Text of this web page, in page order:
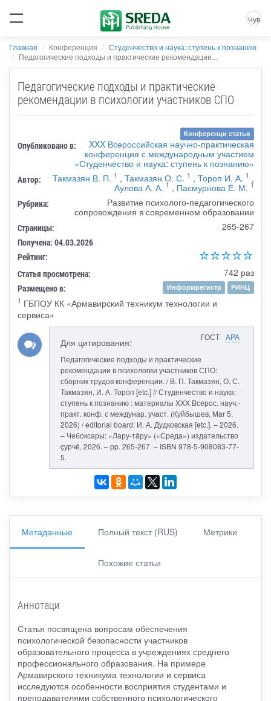
Чув
Главная Конференция
Студенчество и наука: ступень к познанию
Педагогические подходы и практические рекомендации...
Педагогические подходы и практические
рекомендации в психологии участников СПО
Конференци статья
Опубликовано в:
XXX Всероссийская научно-практическая
конференция с международным участием
«Студенчество и наука: ступень к познанию»
Автор: Такмазян В. П. 1 , Такмазян О. С. 1 , Тороп И. А. 1 ,
Аулова А. А. 1 , Пасмурнова Е. М. 1
Рубрика:
Развитие психолого-педагогического
сопровождения в современном образовании
Страницы: 265-267
Получена: 04.03.2026
Рейтинг:
Статья просмотрена:
742 раз
Размещено в: Информрегистр
РИНЦ
1 ГБПОУ КК «Армавирский техникум технологии и
сервиса»
ГОСТ APA
Для цитирования:
Педагогические подходы и практические
рекомендации в психологии участников СПО:
сборник трудов конференции. / В. П. Такмазян, О. С.
Такмазян, И. А. Тороп [etc.] // Студенчество и наука:
ступень к познанию : материалы XXX Всерос. науч.-
практ. конф. с междунар. участ. (Куйбышев, Mar 5,
2026) / editorial board: И. А. Дудковская [etc.]. – 2026.
– Чебоксары: «Лару-тăру» («Среда») издательство
çурчě, 2026. – pp. 265-267. – ISBN 978-5-908083-77-
5.
Метаданные Полный текст (RUS) Метрики
Похожие статьи
Аннотаци
Статья посвящена вопросам обеспечения
психологической безопасности участников
образовательного процесса в учреждениях среднего
профессионального образования. На примере
Армавирского техникума технологии и сервиса
исследуются особенности восприятия студентами и
преподавателями собственного психологического